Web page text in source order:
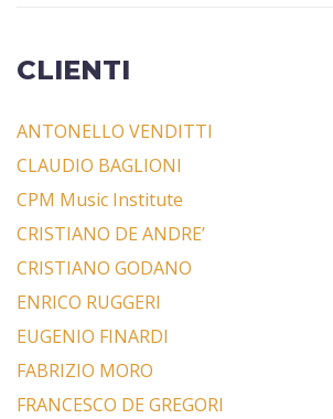
CLIENTI
ANTONELLO VENDITTI
CLAUDIO BAGLIONI
CPM Music Institute
CRISTIANO DE ANDRE’
CRISTIANO GODANO
ENRICO RUGGERI
EUGENIO FINARDI
FABRIZIO MORO
FRANCESCO DE GREGORI